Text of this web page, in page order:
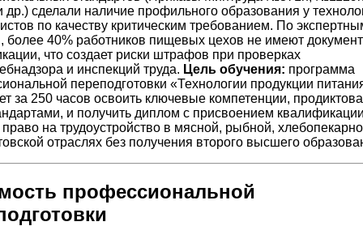
сделали наличие профильного образования у
по качеству критическим требованием. По
более 40% работников пищевых цехов не имеют
что создает риски штрафов при проверках
и инспекций труда. Цель обучения: программа
переподготовки «Технологии продукции
за 250 часов освоить ключевые компетенции,
и получить диплом с присвоением
на трудоустройство в мясной, рыбной,
отраслях без получения второго высшего
профессиональной